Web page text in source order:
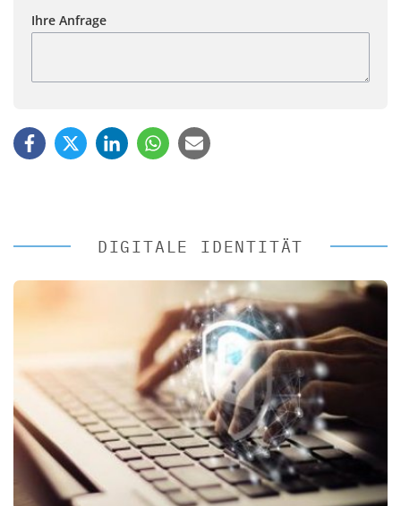
Ihre Anfrage
DIGITALE IDENTITÄT